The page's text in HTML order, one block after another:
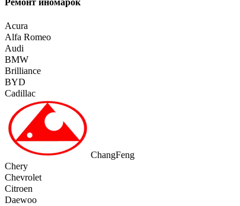
Ремонт иномарок
Acura
Alfa Romeo
Audi
BMW
Brilliance
BYD
Cadillac
ChangFeng
Chery
Chevrolet
Citroen
Daewoo